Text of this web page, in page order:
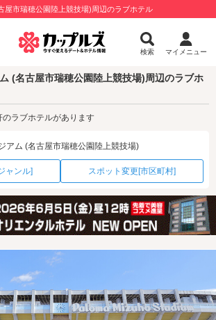
屋市瑞穂公園陸上競技場)周辺のラブホテル
検索 マイメニュー
(名古屋市瑞穂公園陸上競技場)周辺のラブホ
ラブホテルがあります
アム (名古屋市瑞穂公園陸上競技場)
ャンル] スポット変更[市区町村]